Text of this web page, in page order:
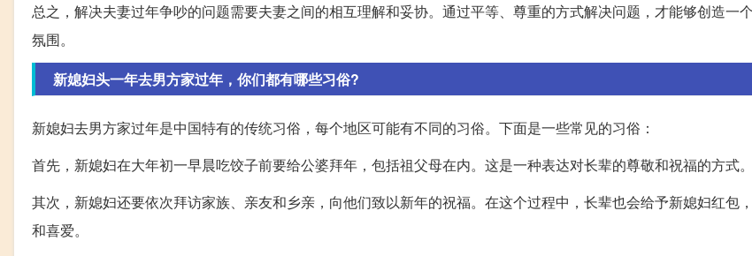
总之，解决夫妻过年争吵的问题需要夫妻之间的相互理解和妥协。通过平等、尊重的方式解决问题，才能够创造一
氛围。
新媳妇头一年去男方家过年，你们都有哪些习俗?
新媳妇去男方家过年是中国特有的传统习俗，每个地区可能有不同的习俗。下面是一些常见的习俗：
首先，新媳妇在大年初一早晨吃饺子前要给公婆拜年，包括祖父母在内。这是一种表达对长辈的尊敬和祝福的方式。
其次，新媳妇还要依次拜访家族、亲友和乡亲，向他们致以新年的祝福。在这个过程中，长辈也会给予新媳妇红包
和喜爱。